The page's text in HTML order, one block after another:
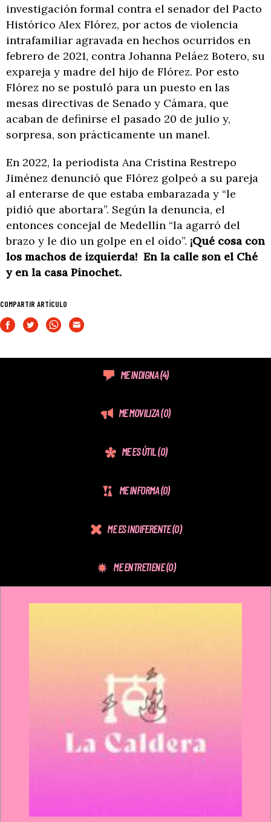
investigación formal contra el senador del Pacto
Histórico Alex Flórez, por actos de violencia
intrafamiliar agravada en hechos ocurridos en
febrero de 2021, contra Johanna Peláez Botero, su
expareja y madre del hijo de Flórez. Por esto
Flórez no se postuló para un puesto en las
mesas directivas de Senado y Cámara, que
acaban de definirse el pasado 20 de julio y,
sorpresa, son prácticamente un manel.
En 2022, la periodista Ana Cristina Restrepo
Jiménez denunció que Flórez golpeó a su pareja
al enterarse de que estaba embarazada y “le
pidió que abortara”. Según la denuncia, el
entonces concejal de Medellín “la agarró del
brazo y le dio un golpe en el oído”. ¡Qué cosa con
los machos de izquierda! En la calle son el Ché
y en la casa Pinochet.
COMPARTIR ARTÍCULO
ME INDIGNA(4)
ME MOVILIZA(0)
ME ES ÚTIL(0)
ME INFORMA(0)
ME ES INDIFERENTE(0)
ME ENTRETIENE(0)